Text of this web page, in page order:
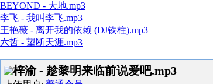
BEYOND - 大地.mp3
李飞 - 我叫李飞.mp3
王艳薇 - 离开我的依赖 (DJ铁柱).mp3
六哲 - 望断天涯.mp3
梓渝 - 趁黎明来临前说爱吧.mp3